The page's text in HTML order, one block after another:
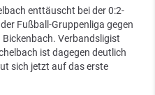
enttäuscht bei der 0:2-
Fußball-Gruppenliga gegen
Verbandsligist
ist dagegen deutlich
sich jetzt auf das erste